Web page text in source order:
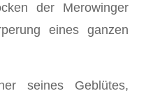
der Merowinger
eines ganzen
seines Geblütes,